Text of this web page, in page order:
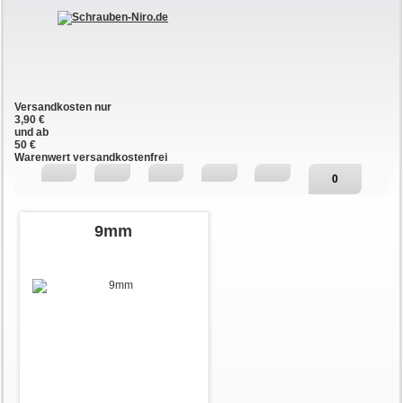
Versandkosten nur
3,90 €
und ab
50 €
Warenwert versandkostenfrei
0
9mm